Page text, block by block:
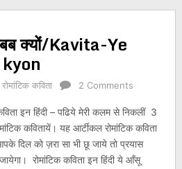
क्यों/Kavita-Ye
रोमांटिक कविता 2 Comments
इन हिंदी – पढिये मेरी कलम से निकलीं 3
कवितायें। यह आर्टीकल रोमांटिक कविता
दिल को ज़रा सा भी छू जाये तो प्रयास
रोमांटिक कविता इन हिंदी ये आँसू